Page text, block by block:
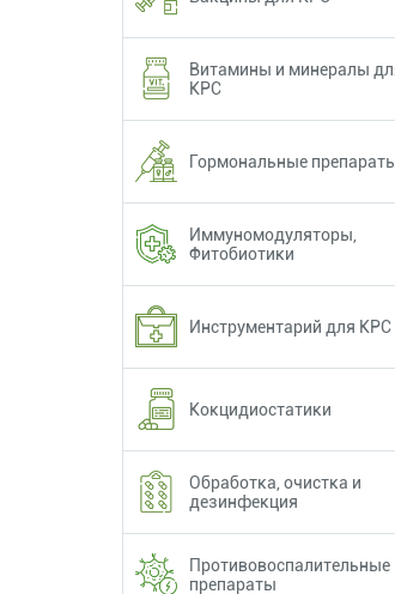
Витамины и минералы
КРС
Гормональные
Иммуномодуляторы,
Фитобиотики
Инструментарий для КРС
Кокцидиостатики
Обработка, очистка и
дезинфекция
Противовоспалительные
препараты